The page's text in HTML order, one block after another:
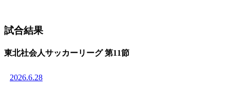
試合結果
東北社会人サッカーリーグ 第11節
2026.6.28